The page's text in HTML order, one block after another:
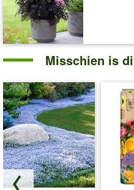
Misschien is